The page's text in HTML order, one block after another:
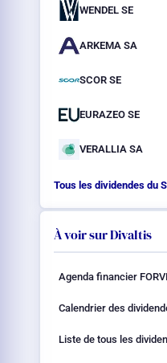
WENDEL SE
ARKEMA SA
SCOR SE
EURAZEO SE
VERALLIA SA
Tous les dividendes du
À voir sur Divaltis
Agenda financier
Calendrier des
Liste de tous les